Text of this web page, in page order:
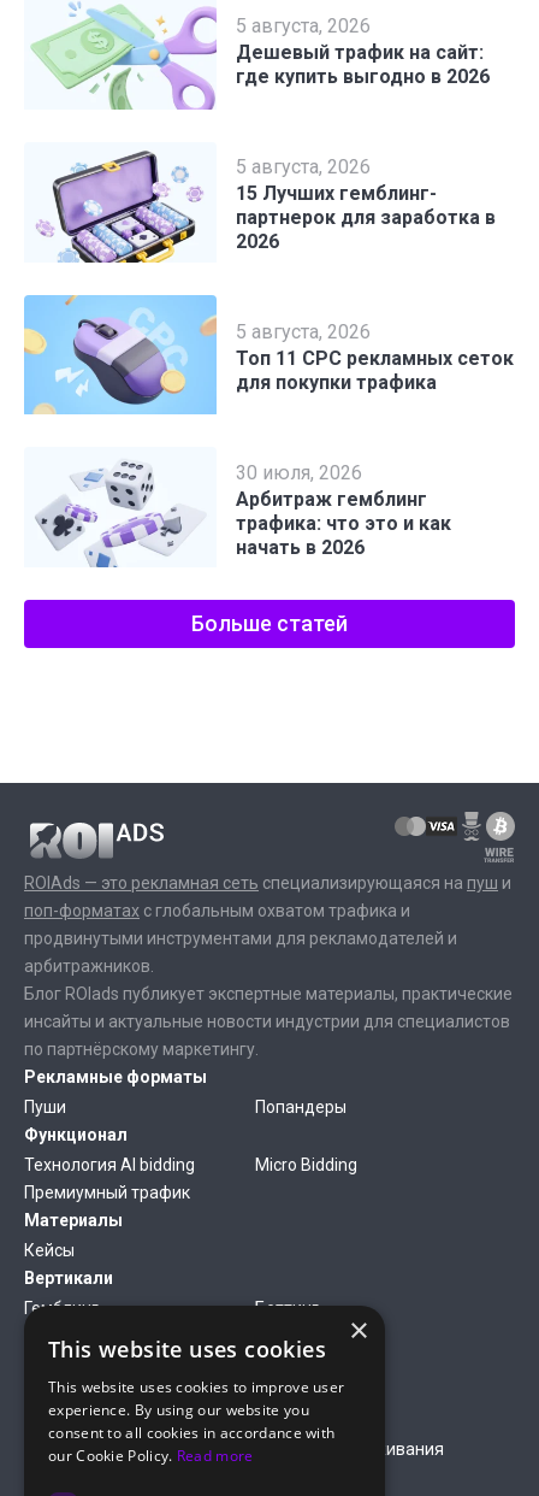
5 августа, 2026
Дешевый трафик на сайт:
где купить выгодно в 2026
5 августа, 2026
15 Лучших гемблинг-
партнерок для заработка в
2026
5 августа, 2026
Топ 11 CPC рекламных сеток
для покупки трафика
30 июля, 2026
Арбитраж гемблинг
трафика: что это и как
начать в 2026
Больше статей
ROIAds — это рекламная сеть специализирующаяся на пуш и
поп-форматах с глобальным охватом трафика и
продвинутыми инструментами для рекламодателей и
арбитражников.
Блог ROIads публикует экспертные материалы, практические
инсайты и актуальные новости индустрии для специалистов
по партнёрскому маркетингу.
Рекламные форматы
Пуши
Попандеры
Функционал
Технология AI bidding
Micro Bidding
Премиумный трафик
Материалы
Кейсы
Вертикали
Гемблинг
Беттинг
Антивирусы
Дейтинг
Нутра
Компания
О нас
Медиакит
Правила оплаты кредитной
Правила обслуживания
×
This website uses cookies
This website uses cookies to improve user
experience. By using our website you
consent to all cookies in accordance with
our Cookie Policy. Read more